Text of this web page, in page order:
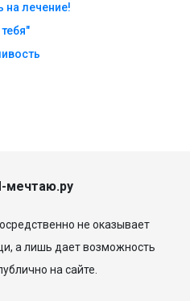
на лечение!
мечтаю.ру
не оказывает
а лишь дает возможность
на сайте.